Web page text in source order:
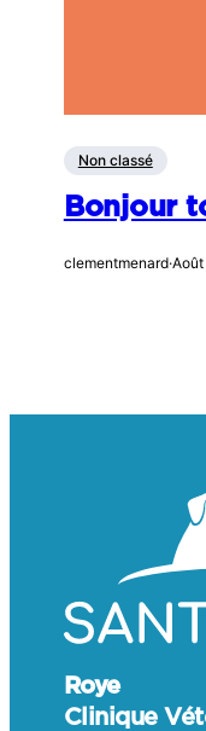
Non classé
Bonjour
clementmenard·Août
Roye
Clinique